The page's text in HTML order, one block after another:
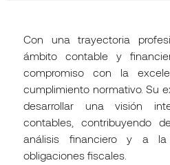
Con una trayectoria
ámbito contable y
compromiso con la
cumplimiento normativo. Su
desarrollar una visión
contables, contribuyendo
análisis financiero y a
obligaciones fiscales.